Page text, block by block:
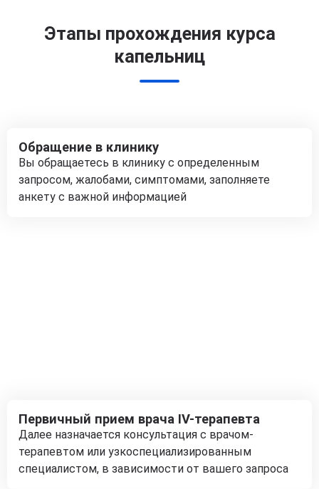
Этапы прохождения курса
капельниц
Обращение в клинику
Вы обращаетесь в клинику с определенным
запросом, жалобами, симптомами, заполняете
анкету с важной информацией
Первичный прием врача IV-терапевта
Далее назначается консультация с врачом-
терапевтом или узкоспециализированным
специалистом, в зависимости от вашего запроса